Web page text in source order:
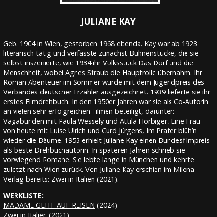
JULIANE KAY
Geb. 1904 in Wien, gestorben 1968 ebenda. Kay war ab 1923
literarisch tätig und verfasste zunächst Bühnenstücke, die sie
selbst inszenierte, wie 1934 ihr Volksstück Das Dorf und die
Menschheit, wobei Agnes Straub die Hauptrolle übernahm. Ihr
Roman Abenteuer im Sommer wurde mit dem Jugendpreis des
Verbandes deutscher Erzähler ausgezeichnet. 1939 lieferte sie ihr
erstes Filmdrehbuch. In den 1950er Jahren war sie als Co-Autorin
an vielen sehr erfolgreichen Filmen beteiligt, darunter:
Vagabunden mit Paula Wessely und Attila Hörbiger, Eine Frau
von heute mit Luise Ulrich und Curd Jürgens, Im Prater blüh’n
wieder die Bäume. 1953 erhielt Juliane Kay einen Bundesfilmpreis
als beste Drehbuchautorin. In späteren Jahren schrieb sie
vorwiegend Romane. Sie lebte lange in München und kehrte
zuletzt nach Wien zurück. Von Juliane Kay erschien im Milena
Verlag bereits: Zwei in Italien (2021).
WERKLISTE:
MADAME GEHT AUF REISEN (2024)
Zwei in Italien (2021)